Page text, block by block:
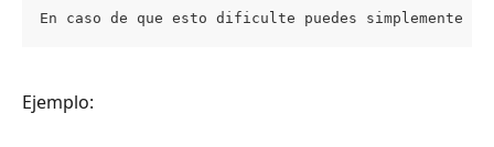
En caso de que esto dificulte puedes simplemente
Ejemplo: